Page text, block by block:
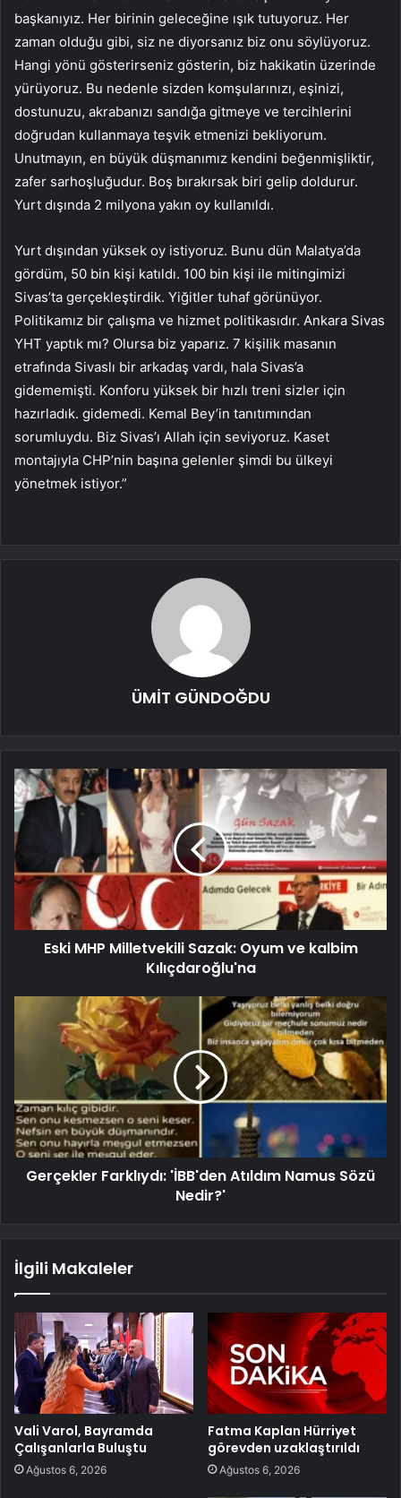
başkanıyız. Her birinin geleceğine ışık tutuyoruz. Her
zaman olduğu gibi, siz ne diyorsanız biz onu söylüyoruz.
Hangi yönü gösterirseniz gösterin, biz hakikatin üzerinde
yürüyoruz. Bu nedenle sizden komşularınızı, eşinizi,
dostunuzu, akrabanızı sandığa gitmeye ve tercihlerini
doğrudan kullanmaya teşvik etmenizi bekliyorum.
Unutmayın, en büyük düşmanımız kendini beğenmişliktir,
zafer sarhoşluğudur. Boş bırakırsak biri gelip doldurur.
Yurt dışında 2 milyona yakın oy kullanıldı.
Yurt dışından yüksek oy istiyoruz. Bunu dün Malatya’da
gördüm, 50 bin kişi katıldı. 100 bin kişi ile mitingimizi
Sivas’ta gerçekleştirdik. Yiğitler tuhaf görünüyor.
Politikamız bir çalışma ve hizmet politikasıdır. Ankara Sivas
YHT yaptık mı? Olursa biz yaparız. 7 kişilik masanın
etrafında Sivaslı bir arkadaş vardı, hala Sivas’a
gidememişti. Konforu yüksek bir hızlı treni sizler için
hazırladık. gidemedi. Kemal Bey’in tanıtımından
sorumluydu. Biz Sivas’ı Allah için seviyoruz. Kaset
montajıyla CHP’nin başına gelenler şimdi bu ülkeyi
yönetmek istiyor.”
ÜMİT GÜNDOĞDU
Eski MHP Milletvekili Sazak: Oyum ve kalbim
Kılıçdaroğlu'na
Gerçekler Farklıydı: 'İBB'den Atıldım Namus Sözü
Nedir?'
İlgili Makaleler
Vali Varol, Bayramda
Çalışanlarla Buluştu
Ağustos 6, 2026
Fatma Kaplan Hürriyet
görevden uzaklaştırıldı
Ağustos 6, 2026